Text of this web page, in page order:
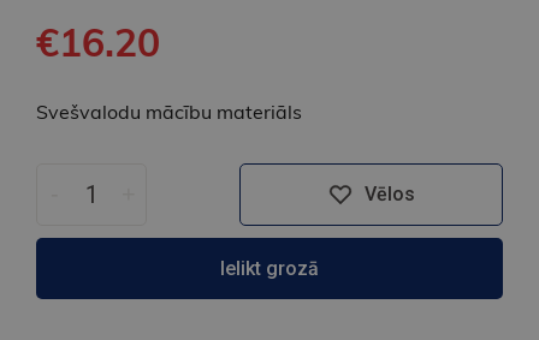
€16.20
Svešvalodu mācību materiāls
Vēlos
Ielikt grozā